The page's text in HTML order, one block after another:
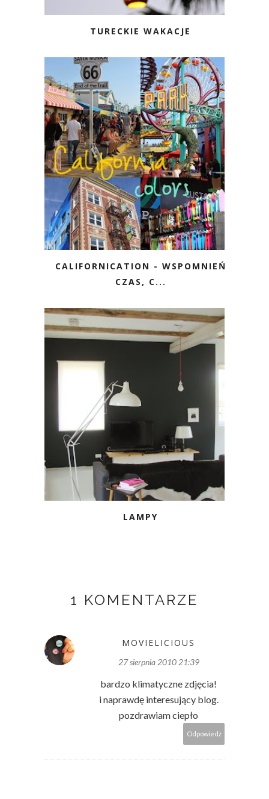
TURECKIE WAKACJE
CALIFORNICATION - WSPOMNIEŃ
CZAS, C...
LAMPY
1 KOMENTARZE
MOVIELICIOUS
27 sierpnia 2010 21:39
bardzo klimatyczne zdjęcia!
i naprawdę interesujący blog.
pozdrawiam ciepło
Odpowiedz